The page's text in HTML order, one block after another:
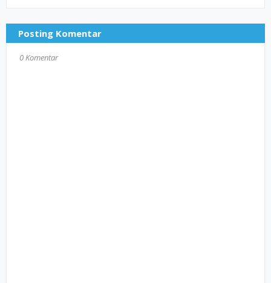
Posting Komentar
0 Komentar